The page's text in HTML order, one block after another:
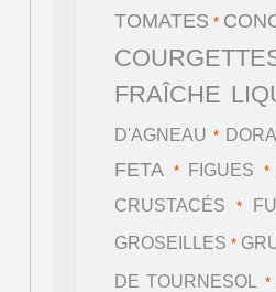
TOMATES *
FRAÎCHE
D'AGNEAU *
FETA * FIGUES *
CRUSTACÉS *
GROSEILLES *
DE TOURNESOL *